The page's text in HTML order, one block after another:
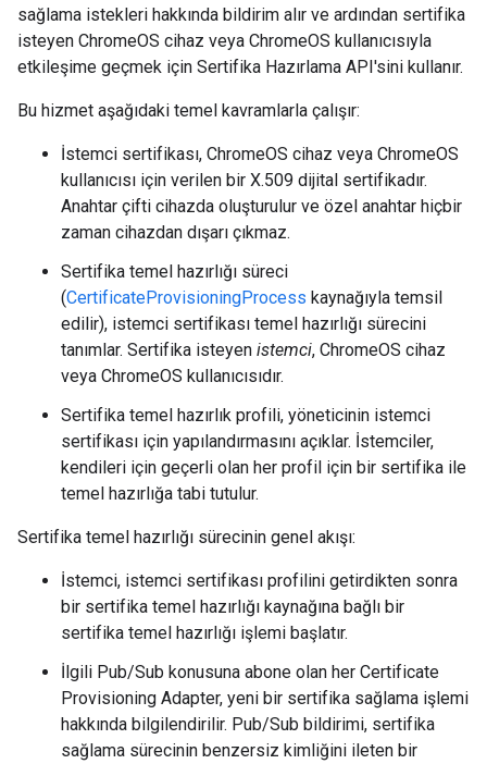
sağlama istekleri hakkında bildirim alır ve ardından sertifika
isteyen ChromeOS cihaz veya ChromeOS kullanıcısıyla
etkileşime geçmek için Sertifika Hazırlama API'sini kullanır.
Bu hizmet aşağıdaki temel kavramlarla çalışır:
İstemci sertifikası, ChromeOS cihaz veya ChromeOS
kullanıcısı için verilen bir X.509 dijital sertifikadır.
Anahtar çifti cihazda oluşturulur ve özel anahtar hiçbir
zaman cihazdan dışarı çıkmaz.
Sertifika temel hazırlığı süreci
(CertificateProvisioningProcess kaynağıyla temsil
edilir), istemci sertifikası temel hazırlığı sürecini
tanımlar. Sertifika isteyen istemci, ChromeOS cihaz
veya ChromeOS kullanıcısıdır.
Sertifika temel hazırlık profili, yöneticinin istemci
sertifikası için yapılandırmasını açıklar. İstemciler,
kendileri için geçerli olan her profil için bir sertifika ile
temel hazırlığa tabi tutulur.
Sertifika temel hazırlığı sürecinin genel akışı:
İstemci, istemci sertifikası profilini getirdikten sonra
bir sertifika temel hazırlığı kaynağına bağlı bir
sertifika temel hazırlığı işlemi başlatır.
İlgili Pub/Sub konusuna abone olan her Certificate
Provisioning Adapter, yeni bir sertifika sağlama işlemi
hakkında bilgilendirilir. Pub/Sub bildirimi, sertifika
sağlama sürecinin benzersiz kimliğini ileten bir